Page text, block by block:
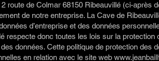
route de Colmar 68150 Ribeauvillé (ci-après
de notre entreprise. La Cave de
d’entreprise et des données
respecte donc toutes les lois sur la protection
données. Cette politique de protection des
en relation avec le site web